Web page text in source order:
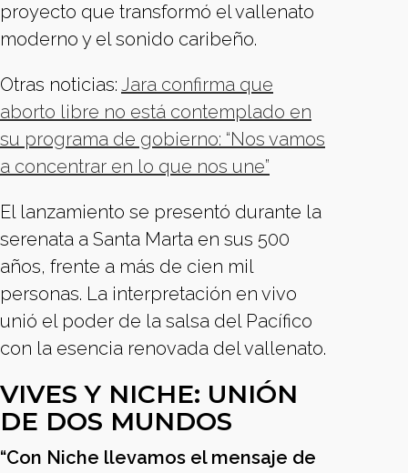
proyecto que transformó el vallenato
moderno y el sonido caribeño.
Otras noticias: Jara confirma que
aborto libre no está contemplado en
su programa de gobierno: “Nos vamos
a concentrar en lo que nos une”
El lanzamiento se presentó durante la
serenata a Santa Marta en sus 500
años, frente a más de cien mil
personas. La interpretación en vivo
unió el poder de la salsa del Pacífico
con la esencia renovada del vallenato.
VIVES Y NICHE: UNIÓN
DE DOS MUNDOS
“Con Niche llevamos el mensaje de